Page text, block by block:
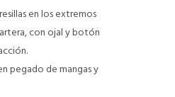
en los extremos
con ojal y botón
pegado de mangas y